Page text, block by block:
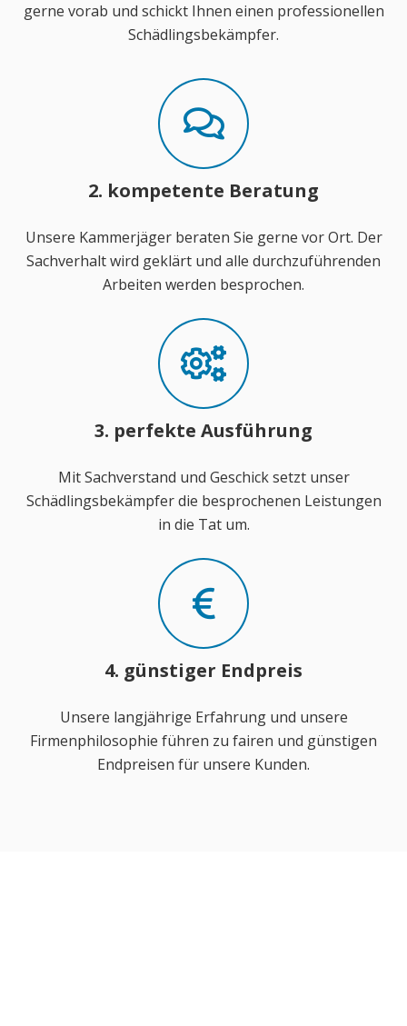
gerne vorab und schickt Ihnen einen professionellen
Schädlingsbekämpfer.
2. kompetente Beratung
Unsere Kammerjäger beraten Sie gerne vor Ort. Der
Sachverhalt wird geklärt und alle durchzuführenden
Arbeiten werden besprochen.
3. perfekte Ausführung
Mit Sachverstand und Geschick setzt unser
Schädlingsbekämpfer die besprochenen Leistungen
in die Tat um.
4. günstiger Endpreis
Unsere langjährige Erfahrung und unsere
Firmenphilosophie führen zu fairen und günstigen
Endpreisen für unsere Kunden.